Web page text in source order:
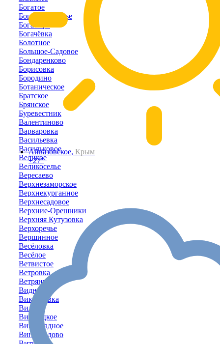
Айвазовское, Крым
+27°
Богатое
Богатое-Ущелье
Богатырь
Богачёвка
Болотное
Большое-Садовое
Бондаренково
Борисовка
Бородино
Ботаническое
Братское
Брянское
Буревестник
Валентиново
Варваровка
Васильевка
Васильковое
Великое
Великоселье
Вересаево
Верхнезаморское
Верхнекурганное
Верхнесадовое
Верхние-Орешники
Верхняя Кутузовка
Верхоречье
Вершинное
Весёловка
Весёлое
Ветвистое
Ветровка
Ветрянка
Видное
Викторовка
Вилино
Винницкое
Виноградное
Виноградово